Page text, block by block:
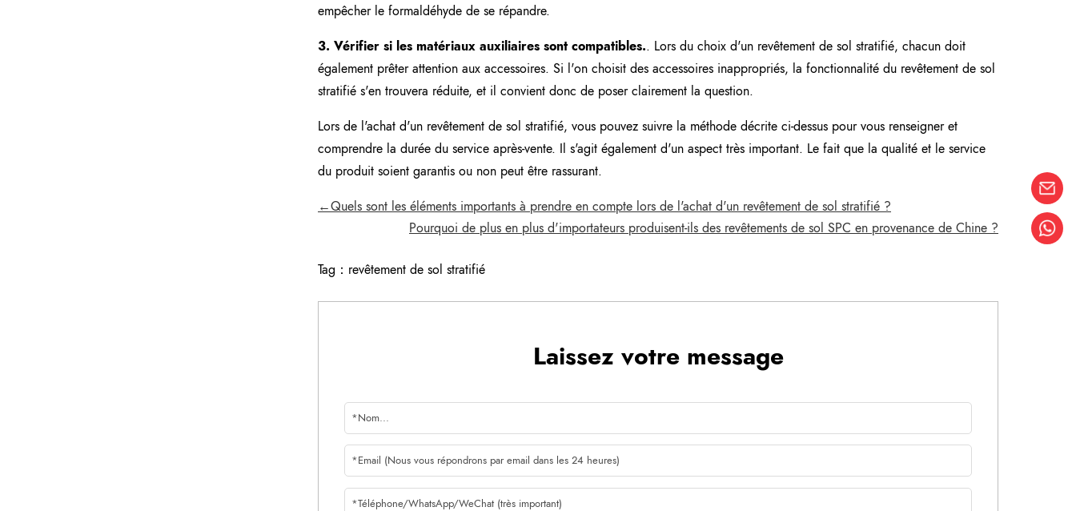
empêcher le formaldéhyde de se répandre.
3. Vérifier si les matériaux auxiliaires sont compatibles.. Lors du choix d'un revêtement de sol stratifié, chacun doit
également prêter attention aux accessoires. Si l'on choisit des accessoires inappropriés, la fonctionnalité du revêtement de sol
stratifié s'en trouvera réduite, et il convient donc de poser clairement la question.
Lors de l'achat d'un revêtement de sol stratifié, vous pouvez suivre la méthode décrite ci-dessus pour vous renseigner et
comprendre la durée du service après-vente. Il s'agit également d'un aspect très important. Le fait que la qualité et le service
du produit soient garantis ou non peut être rassurant.
←Quels sont les éléments importants à prendre en compte lors de l'achat d'un revêtement de sol stratifié ?
Pourquoi de plus en plus d'importateurs produisent-ils des revêtements de sol SPC en provenance de Chine ?
Tag： revêtement de sol stratifié
Laissez votre message